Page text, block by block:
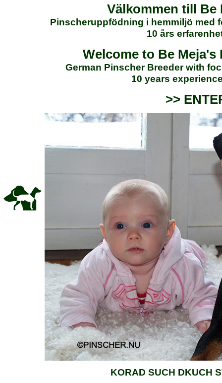
Välkommen till Be
Pinscheruppfödning i hemmiljö med
10 års
Welcome to Be Meja's
German Pinscher Breeder with
10 years
>>
KORAD SUCH DKUCH